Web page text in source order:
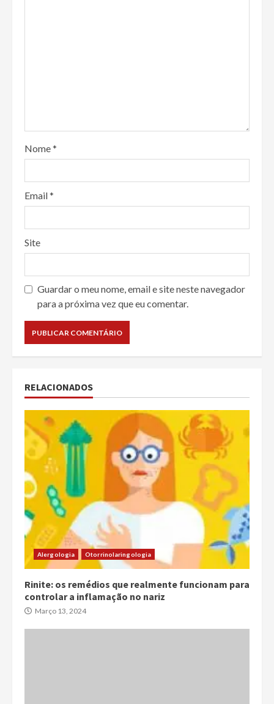
Nome*
Email*
Site
Guardar o meu nome, email e site neste navegador
para a próxima vez que eu comentar.
RELACIONADOS
Alergologia Otorrinolaringologia
Rinite: os remédios que realmente funcionam para
controlar a inflamação no nariz
Março 13, 2024